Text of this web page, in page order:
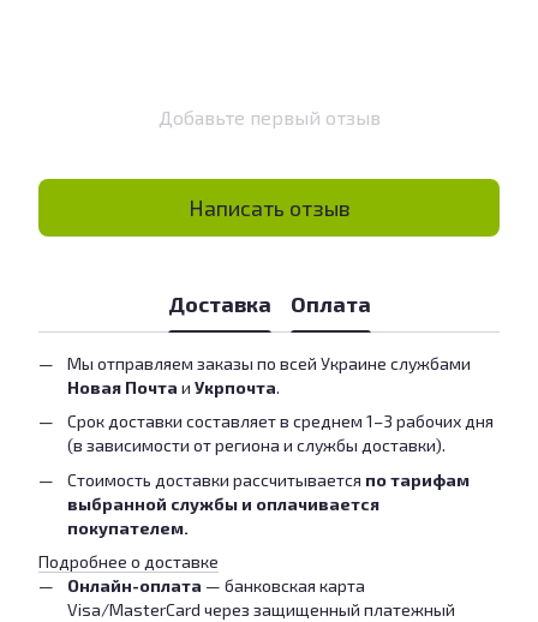
Добавьте первый отзыв
Написать отзыв
Доставка Оплата
Мы отправляем заказы по всей Украине службами
Новая Почта и Укрпочта.
Срок доставки составляет в среднем 1–3 рабочих дня
(в зависимости от региона и службы доставки).
Стоимость доставки рассчитывается по тарифам
выбранной службы и оплачивается
покупателем.
Подробнее о доставке
Онлайн-оплата — банковская карта
Visa/MasterCard через защищенный платежный